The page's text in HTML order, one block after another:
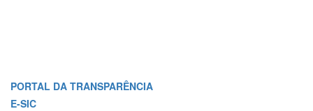
PORTAL DA TRANSPARÊNCIA
E-SIC